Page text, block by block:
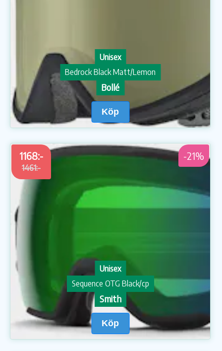
Unisex
Bedrock Black Matt/Lemon
Bollé
Köp
1168:-
1461:-
-21%
Unisex
Sequence OTG Black/cp
Smith
Köp